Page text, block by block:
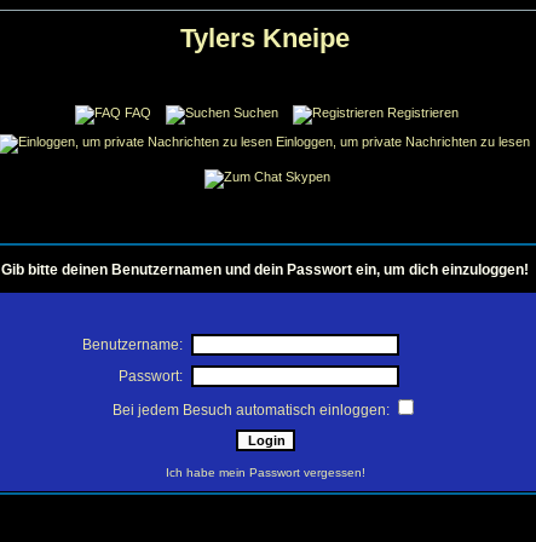
Tylers Kneipe
FAQ Suchen
Registrieren
Einloggen, um private Nachrichten zu lesen
Skypen
Gib bitte deinen Benutzernamen und dein Passwort ein, um dich einzuloggen!
Benutzername:
Passwort:
Bei jedem Besuch automatisch einloggen:
Ich habe mein Passwort vergessen!